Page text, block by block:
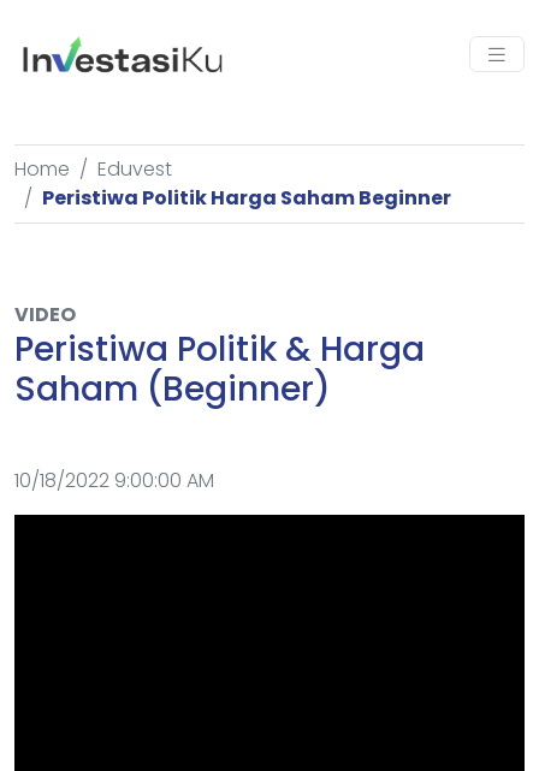
Home
Eduvest
Peristiwa Politik Harga Saham Beginner
VIDEO
Peristiwa Politik & Harga
Saham (Beginner)
10/18/2022 9:00:00 AM